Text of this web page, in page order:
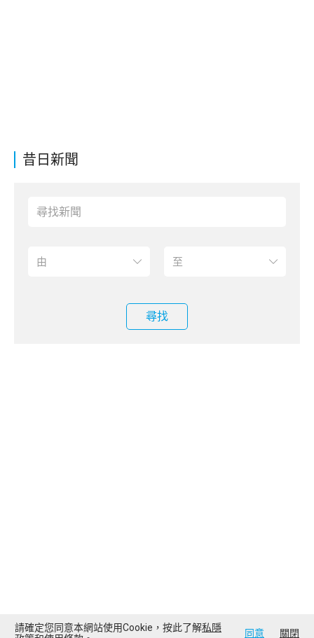
昔日新聞
尋找
請確定您同意本網站使用Cookie，按此了解私隱
同意 關閉